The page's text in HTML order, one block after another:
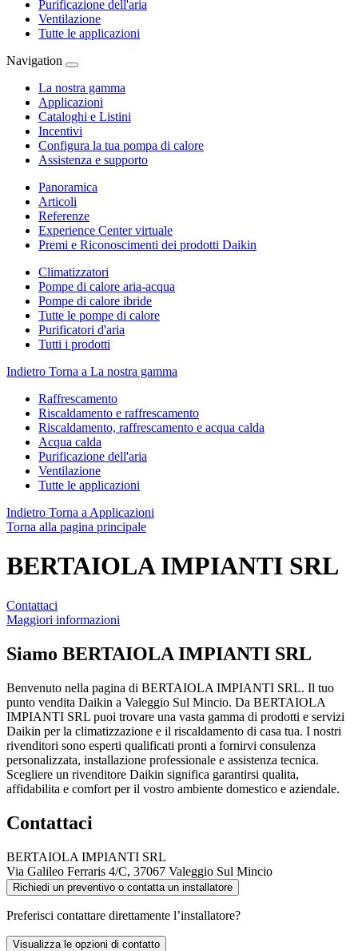
Purificazione dell'aria
Ventilazione
Tutte le applicazioni
Navigation
La nostra gamma
Applicazioni
Cataloghi e Listini
Incentivi
Configura la tua pompa di calore
Assistenza e supporto
Panoramica
Articoli
Referenze
Experience Center virtuale
Premi e Riconoscimenti dei prodotti Daikin
Climatizzatori
Pompe di calore aria-acqua
Pompe di calore ibride
Tutte le pompe di calore
Purificatori d'aria
Tutti i prodotti
Indietro Torna a La nostra gamma
Raffrescamento
Riscaldamento e raffrescamento
Riscaldamento, raffrescamento e acqua calda
Acqua calda
Purificazione dell'aria
Ventilazione
Tutte le applicazioni
Indietro Torna a Applicazioni
Torna alla pagina principale
BERTAIOLA IMPIANTI SRL
Contattaci
Maggiori informazioni
Siamo BERTAIOLA IMPIANTI SRL
Benvenuto nella pagina di BERTAIOLA IMPIANTI SRL. Il tuo
punto vendita Daikin a Valeggio Sul Mincio. Da BERTAIOLA
IMPIANTI SRL puoi trovare una vasta gamma di prodotti e servizi
Daikin per la climatizzazione e il riscaldamento di casa tua. I nostri
rivenditori sono esperti qualificati pronti a fornirvi consulenza
personalizzata, installazione professionale e assistenza tecnica.
Scegliere un rivenditore Daikin significa garantirsi qualita,
affidabilita e comfort per il vostro ambiente domestico e aziendale.
Contattaci
BERTAIOLA IMPIANTI SRL
Via Galileo Ferraris 4/C, 37067 Valeggio Sul Mincio
Richiedi un preventivo o contatta un installatore
Preferisci contattare direttamente l’installatore?
Visualizza le opzioni di contatto